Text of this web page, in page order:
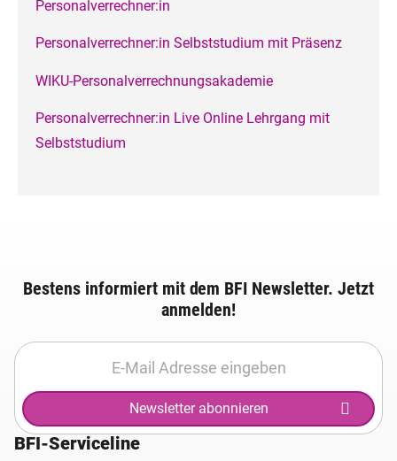
Personalverrechner:in
Personalverrechner:in Selbststudium mit Präsenz
WIKU-Personalverrechnungsakademie
Personalverrechner:in Live Online Lehrgang mit
Selbststudium
Bestens informiert mit dem BFI Newsletter. Jetzt
anmelden!
Newsletter abonnieren
BFI-Serviceline